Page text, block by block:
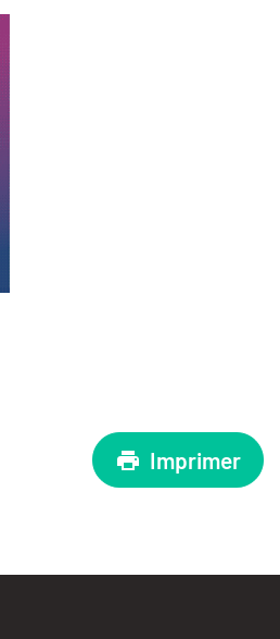
Imprimer